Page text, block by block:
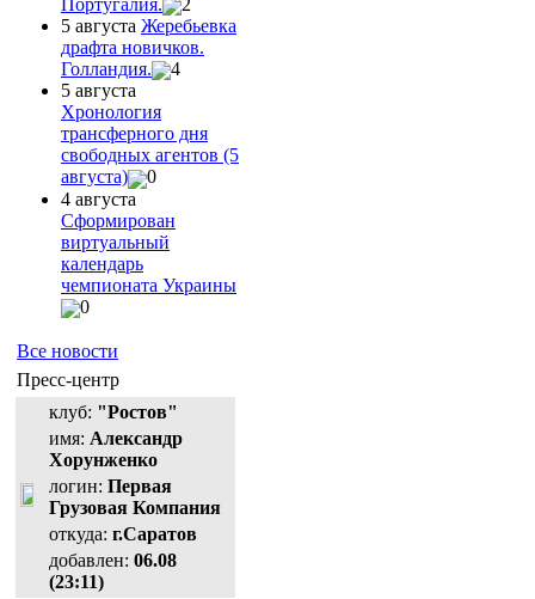
5 августа Жеребьевка
драфта новичков.
Голландия.
4
5 августа
Хронология
трансферного дня
свободных агентов (5
августа)
0
4 августа
Сформирован
виртуальный
календарь
чемпионата Украины
0
Все новости
Пресс-центр
клуб: "Ростов"
имя: Александр
Хорунженко
логин: Первая
Грузовая Компания
откуда: г.Саратов
добавлен: 06.08
(23:11)